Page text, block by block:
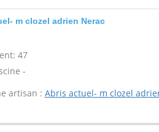
m clozel adrien Nerac
47
-
artisan : Abris actuel- m clozel